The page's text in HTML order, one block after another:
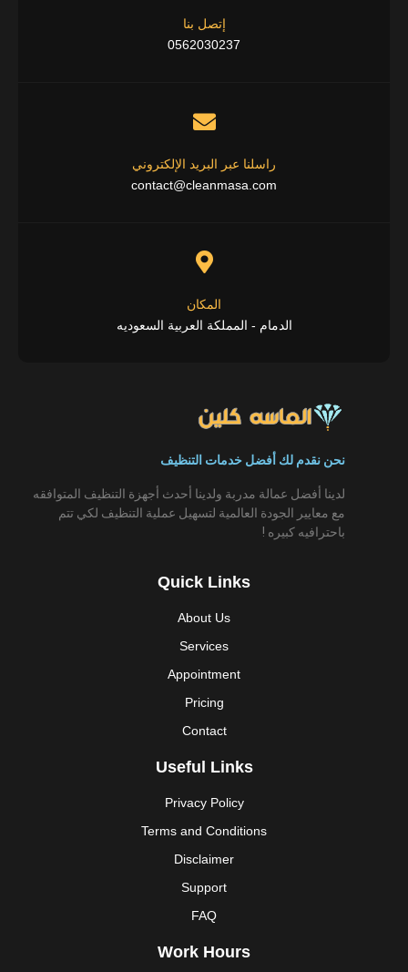
إتصل بنا
0562030237
راسلنا عبر البريد الإلكتروني
contact@cleanmasa.com
المكان
الدمام - المملكة العربية السعوديه
نحن نقدم لك أفضل خدمات التنظيف
لدينا أفضل عمالة مدربة ولدينا أحدث أجهزة التنظيف المتوافقه
مع معايير الجودة العالمية لتسهيل عملية التنظيف لكي تتم
باحترافيه كبيره !
Quick Links
About Us
Services
Appointment
Pricing
Contact
Useful Links
Privacy Policy
Terms and Conditions
Disclaimer
Support
FAQ
Work Hours